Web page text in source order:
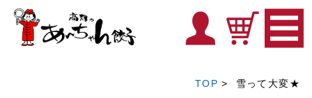
TOP > 雪って大変★